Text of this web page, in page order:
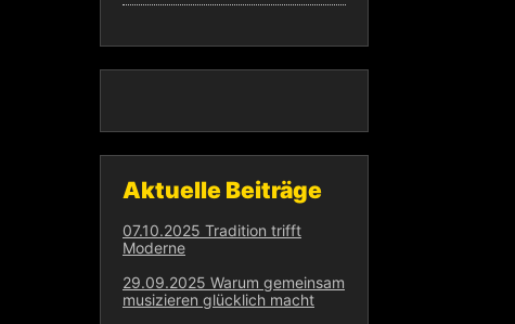
Aktuelle Beiträge
07.10.2025 Tradition trifft
Moderne
29.09.2025 Warum gemeinsam
musizieren glücklich macht